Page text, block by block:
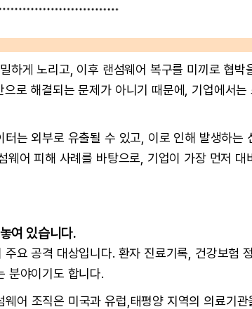
하게 노리고, 이후 랜섬웨어 복구를 미끼로 협박
로 해결되는 문제가 아니기 때문에, 기업에서
는 외부로 유출될 수 있고, 이로 인해 발생하는
웨어 피해 사례를 바탕으로, 기업이 가장 먼저
여 있습니다.
요 공격 대상입니다. 환자 진료기록, 건강보험
분야이기도 합니다.
어 조직은 미국과 유럽,태평양 지역의 의료기관